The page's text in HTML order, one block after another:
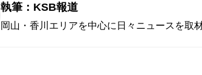
執筆：KSB報道
岡山・香川エリアを中心に日々ニュースを取